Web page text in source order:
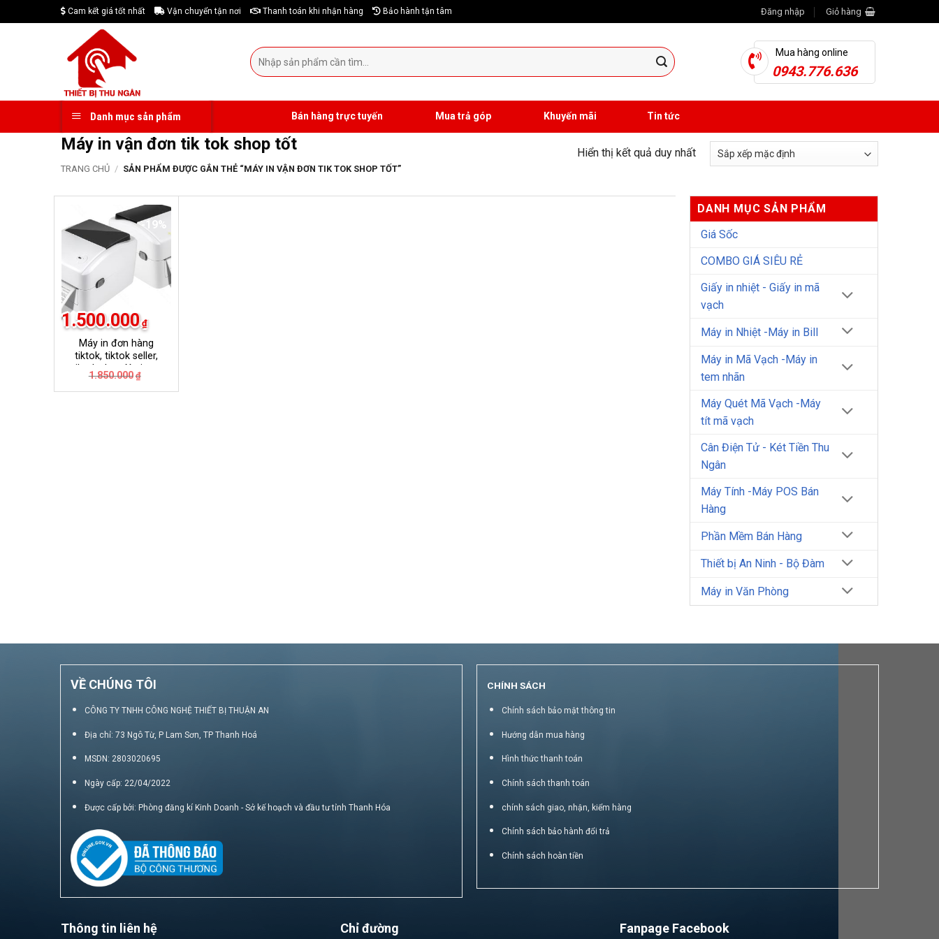
to
Cam kết giá tốt nhất Vận chuyển tận nơi Thanh toán khi nhận hàng Bảo hành tận tâm Đăng nhập Giỏ hàng
Tìm
kiếm:
Mua hàng online
0943.776.636
Danh mục sản phẩm Bán hàng trực tuyến Mua trả góp Khuyến mãi Tin tức
Máy in vận đơn tik tok shop tốt
TRANG CHỦ / SẢN PHẨM ĐƯỢC GẮN THẺ “MÁY IN VẬN ĐƠN TIK TOK SHOP TỐT”
Hiển thị kết quả duy nhất
-19%
Máy in đơn hàng
tiktok, tiktok seller,
tiktok shop Xprinter
420B
1.850.000 ₫
là:
1.500.000 ₫
tại
DANH MỤC SẢN PHẨM
Giá Sốc
COMBO GIÁ SIÊU RẺ
Giấy in nhiệt - Giấy in mã
vạch
Máy in Nhiệt -Máy in Bill
Máy in Mã Vạch -Máy in
tem nhãn
Máy Quét Mã Vạch -Máy
tít mã vạch
Cân Điện Tử - Két Tiền Thu
Ngân
Máy Tính -Máy POS Bán
Hàng
Phần Mềm Bán Hàng
Thiết bị An Ninh - Bộ Đàm
Máy in Văn Phòng
VỀ CHÚNG TÔI
CÔNG TY TNHH CÔNG NGHỆ THIẾT BỊ THUẬN AN
Địa chỉ: 73 Ngô Từ, P Lam Sơn, TP Thanh Hoá
MSDN: 2803020695
Ngày cấp: 22/04/2022
Được cấp bởi: Phòng đăng kí Kinh Doanh - Sở kế hoạch và đầu tư tỉnh Thanh Hóa
CHÍNH SÁCH
Chính sách bảo mật thông tin
Hướng dẫn mua hàng
Hình thức thanh toán
Chính sách thanh toán
chính sách giao, nhận, kiểm hàng
Chính sách bảo hành đổi trả
Chính sách hoàn tiền
Thông tin liên hệ Chỉ đường Fanpage Facebook